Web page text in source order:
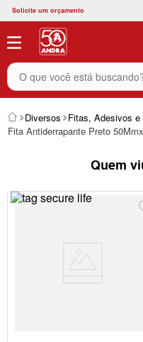
Solicite um orçamento
O que você está
Diversos
Fitas, Adesivos e
Fita Antiderrapante Preto
Quem